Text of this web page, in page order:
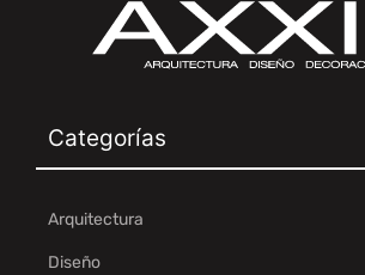
Categorías
Arquitectura
Diseño